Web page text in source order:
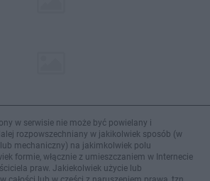
w serwisie nie może być powielany i
rozpowszechniany w jakikolwiek sposób (w
mechaniczny) na jakimkolwiek polu
formie, włącznie z umieszczaniem w Internecie
praw. Jakiekolwiek użycie lub